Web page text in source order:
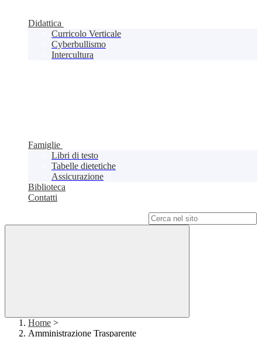
Didattica
Curricolo Verticale
Cyberbullismo
Intercultura
Famiglie
Libri di testo
Tabelle dietetiche
Assicurazione
Biblioteca
Contatti
Home >
Amministrazione Trasparente